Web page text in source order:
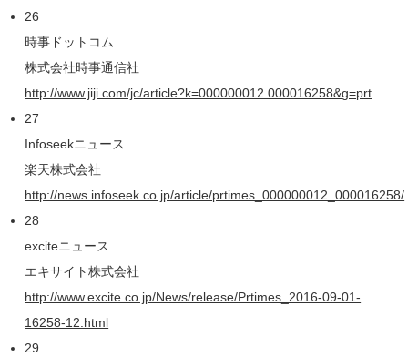
26
時事ドットコム
株式会社時事通信社
http://www.jiji.com/jc/article?k=000000012.000016258&g=prt
27
Infoseekニュース
楽天株式会社
http://news.infoseek.co.jp/article/prtimes_000000012_000016258/
28
exciteニュース
エキサイト株式会社
http://www.excite.co.jp/News/release/Prtimes_2016-09-01-
16258-12.html
29